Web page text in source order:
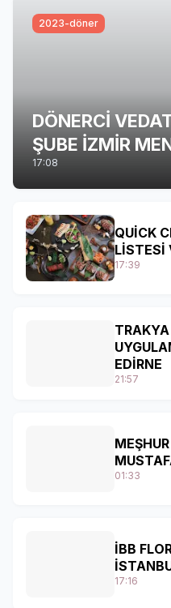
2023-döner
DÖNERCİ
ŞUBE İZMİR
17:08
QUİCK
LİSTESİ
17:39
EDİRNE
21:57
01:33
İBB
17:16